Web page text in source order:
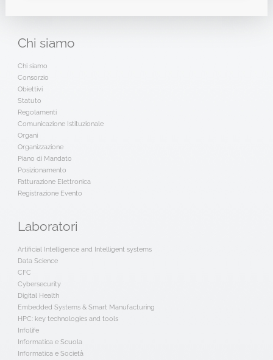
Chi siamo
Chi siamo
Consorzio
Obiettivi
Statuto
Regolamenti
Comunicazione Istituzionale
Organi
Organizzazione
Piano di Mandato
Posizionamento
Fatturazione Elettronica
Registrazione Evento
Laboratori
Artificial Intelligence and Intelligent systems
Data Science
CFC
Cybersecurity
Digital Health
Embedded Systems & Smart Manufacturing
HPC: key technologies and tools
Infolife
Informatica e Scuola
Informatica e Società